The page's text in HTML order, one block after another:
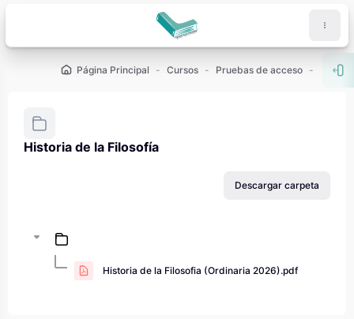
Página Principal Cursos Pruebas de acceso PAU -
Historia de la Filosofía
Descargar carpeta
Historia de la Filosofia (Ordinaria 2026).pdf